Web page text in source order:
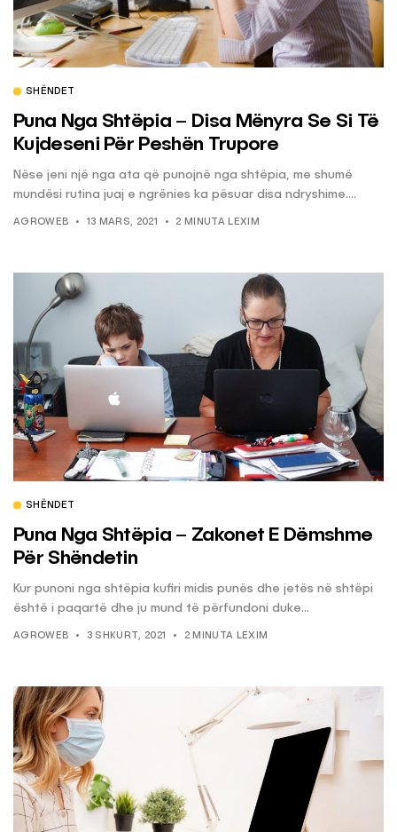
SHËNDET
Puna Nga Shtëpia – Disa Mënyra Se Si Të
Kujdeseni Për Peshën Trupore
Nëse jeni një nga ata që punojnë nga shtëpia, me shumë
mundësi rutina juaj e ngrënies ka pësuar disa ndryshime....
AGROWEB 13 MARS, 2021 2 MINUTA LEXIM
SHËNDET
Puna Nga Shtëpia – Zakonet E Dëmshme
Për Shëndetin
Kur punoni nga shtëpia kufiri midis punës dhe jetës në shtëpi
është i paqartë dhe ju mund të përfundoni duke...
AGROWEB 3 SHKURT, 2021 2 MINUTA LEXIM